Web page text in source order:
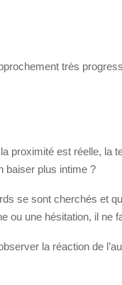
très
est réelle, la
baiser plus intime ?
se sont cherchés et
ou une hésitation, il ne
la réaction de